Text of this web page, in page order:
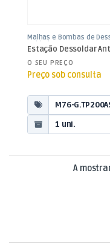
Malhas e Bombas de
Soldadura
Estação Dessoldar
O SEU PREÇO
Preço sob consulta
M76-
1 uni.
A